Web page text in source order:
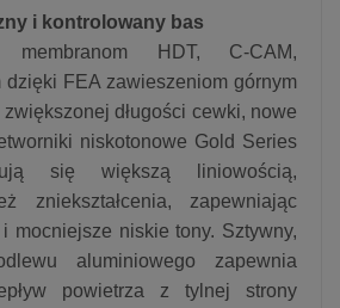
i kontrolowany bas
HDT, C-CAM,
dzięki FEA zawieszeniom górnym
długości cewki, nowe
niskotonowe Gold Series
się większą liniowością,
zniekształcenia, zapewniając
mocniejsze niskie tony. Sztywny,
aluminiowego zapewnia
powietrza z tylnej strony